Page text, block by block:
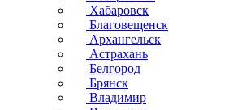
Хабаровск
Благовещенск
Архангельск
Астрахань
Белгород
Брянск
Владимир